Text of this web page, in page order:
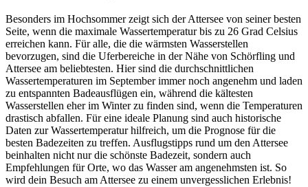
Besonders im Hochsommer zeigt sich der Attersee von seiner besten
Seite, wenn die maximale Wassertemperatur bis zu 26 Grad Celsius
erreichen kann. Für alle, die die wärmsten Wasserstellen
bevorzugen, sind die Uferbereiche in der Nähe von Schörfling und
Attersee am beliebtesten. Hier sind die durchschnittlichen
Wassertemperaturen im September immer noch angenehm und laden
zu entspannten Badeausflügen ein, während die kältesten
Wasserstellen eher im Winter zu finden sind, wenn die Temperaturen
drastisch abfallen. Für eine ideale Planung sind auch historische
Daten zur Wassertemperatur hilfreich, um die Prognose für die
besten Badezeiten zu treffen. Ausflugstipps rund um den Attersee
beinhalten nicht nur die schönste Badezeit, sondern auch
Empfehlungen für Orte, wo das Wasser am angenehmsten ist. So
wird dein Besuch am Attersee zu einem unvergesslichen Erlebnis!